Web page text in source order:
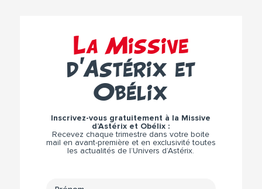
La Missive
d’Astérix et
Obélix
Inscrivez-vous gratuitement à la Missive
d’Astérix et Obélix :
Recevez chaque trimestre dans votre boite
mail en avant-première et en exclusivité toutes
les actualités de l’Univers d’Astérix.